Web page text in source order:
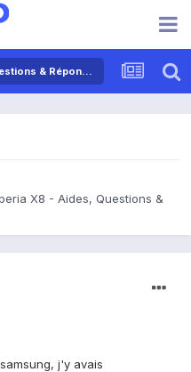
Sony Ericsson Xperia X8 - Aides, Questions & Réponses
X8 - Aides, Questions &
j'y avais